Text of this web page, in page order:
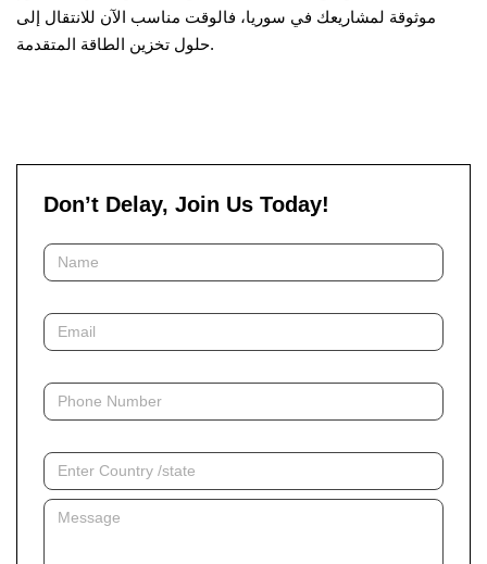
موثوقة لمشاريعك في سوريا، فالوقت مناسب الآن للانتقال إلى
حلول تخزين الطاقة المتقدمة.
Don’t Delay, Join Us Today!